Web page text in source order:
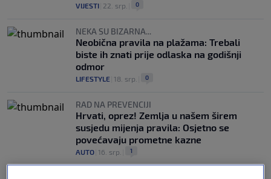
VIJESTI 22. srp. 0
NEKA SU BIZARNA...
Neobična pravila na plažama: Trebali
biste ih znati prije odlaska na godišnji
odmor
LIFESTYLE 18. srp. 0
RAD NA PREVENCIJI
Hrvati, oprez! Zemlja u našem širem
susjedu mijenja pravila: Osjetno se
povećavaju prometne kazne
AUTO 16. srp. 1